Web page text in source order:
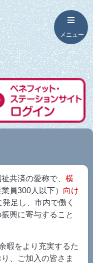
共済の愛称で、 横
業員300人以下） 向け
足し、市内で働く
興に寄与すること
暇をより充実するた
、ご加入の皆さま